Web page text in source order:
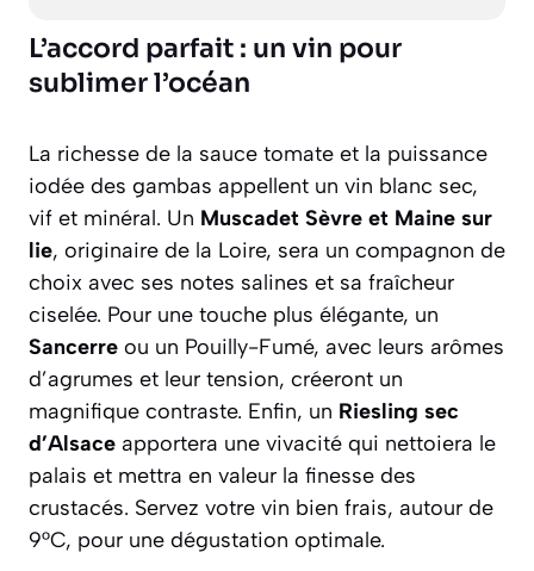
L’accord parfait : un vin pour
sublimer l’océan
La richesse de la sauce tomate et la puissance
iodée des gambas appellent un vin blanc sec,
vif et minéral. Un Muscadet Sèvre et Maine sur
lie, originaire de la Loire, sera un compagnon de
choix avec ses notes salines et sa fraîcheur
ciselée. Pour une touche plus élégante, un
Sancerre ou un Pouilly-Fumé, avec leurs arômes
d’agrumes et leur tension, créeront un
magnifique contraste. Enfin, un Riesling sec
d’Alsace apportera une vivacité qui nettoiera le
palais et mettra en valeur la finesse des
crustacés. Servez votre vin bien frais, autour de
9°C, pour une dégustation optimale.